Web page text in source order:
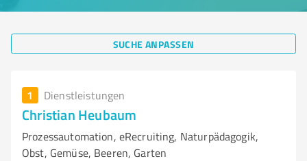
SUCHE ANPASSEN
1 Dienstleistungen
Christian Heubaum
Prozessautomation, eRecruiting, Naturpädagogik,
Obst, Gemüse, Beeren, Garten